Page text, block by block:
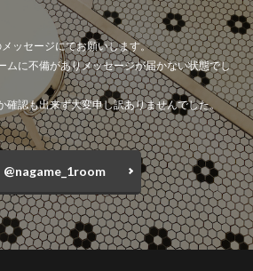
ッセージにてお願いします。
ムに不備がありメッセージが届かない状態でし
認も出来ず大変申し訳ありませんでした。
@nagame_1room